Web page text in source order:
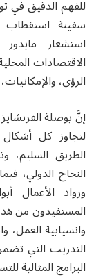
للفهم الدقيق في
سفينة استقطاب
استشعار
الاقتصادات
الرؤى،
إنَّ بوصلة
لتجاوز كل
الطريق السليم،
النجاح الدولي،
ورواد الأعمال
المستفيدون من
وانسيابية العمل،
التدريب التي
البرامج المثالية